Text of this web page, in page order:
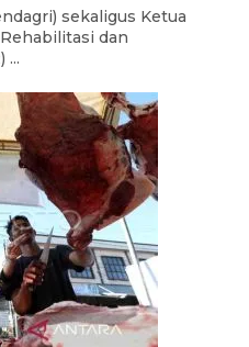
sekaligus Ketua
dan
...